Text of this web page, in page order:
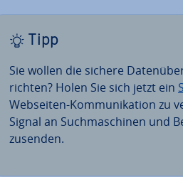
Tipp
Sie wollen die sichere
rich­ten? Holen Sie sich jetzt ein
Webseiten-Kom­mu­ni­ka­ti­on zu
Signal an Such­ma­schi­nen und
zu­sen­den.